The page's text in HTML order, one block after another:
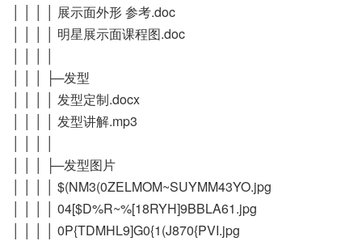
│ │ │ │ 展示面外形 参考.doc
│ │ │ │ 明星展示面课程图.doc
│ │ │ ├─发型
│ │ │ │ 发型定制.docx
│ │ │ │ 发型讲解.mp3
│ │ │ ├─发型图片
│ │ │ │ $(NM3(0ZELMOM~SUYMM43YO.jpg
│ │ │ │ 04[$D%R~%[18RYH]9BBLA61.jpg
│ │ │ │ 0P{TDMHL9]G0{1(J870{PVI.jpg